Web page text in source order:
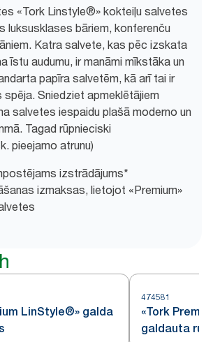
«Tork Linstyle®» kokteiļu salvetes
luksusklases bāriem, konferenču
Katra salvete, kas pēc izskata
īstu audumu, ir manāmi mīkstāka un
papīra salvetēm, kā arī tai ir
spēja. Sniedziet apmeklētājiem
salvetes iespaidu plašā moderno un
Tagad rūpnieciski
pieejamo atrunu)
izstrādājums*
izmaksas, lietojot «Premium»
LinStyle®» galda
474581
«Tork
galdauta